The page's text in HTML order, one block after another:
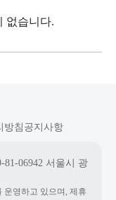
없습니다.
방침 공지사항
06942 서울시 광
운영하고 있으며, 제휴